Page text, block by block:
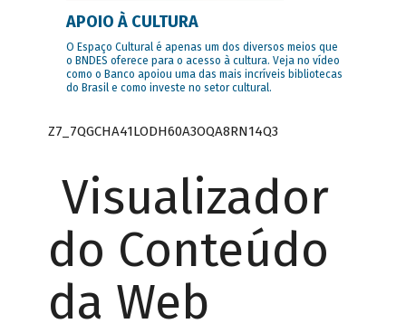
APOIO À CULTURA
O Espaço Cultural é apenas um dos diversos meios que
o BNDES oferece para o acesso à cultura. Veja no vídeo
como o Banco apoiou uma das mais incríveis bibliotecas
do Brasil e como investe no setor cultural.
Z7_7QGCHA41LODH60A3OQA8RN14Q3
Visualizador
do Conteúdo
da Web